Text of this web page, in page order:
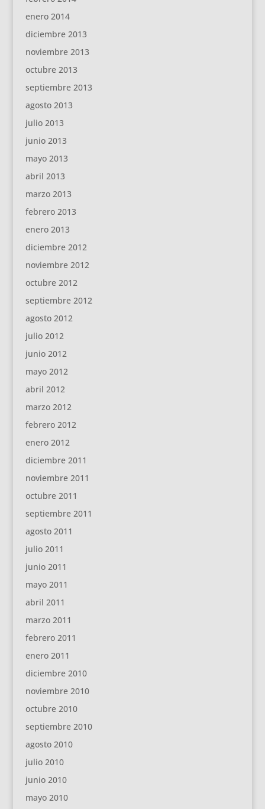
enero 2014
diciembre 2013
noviembre 2013
octubre 2013
septiembre 2013
agosto 2013
julio 2013
junio 2013
mayo 2013
abril 2013
marzo 2013
febrero 2013
enero 2013
diciembre 2012
noviembre 2012
octubre 2012
septiembre 2012
agosto 2012
julio 2012
junio 2012
mayo 2012
abril 2012
marzo 2012
febrero 2012
enero 2012
diciembre 2011
noviembre 2011
octubre 2011
septiembre 2011
agosto 2011
julio 2011
junio 2011
mayo 2011
abril 2011
marzo 2011
febrero 2011
enero 2011
diciembre 2010
noviembre 2010
octubre 2010
septiembre 2010
agosto 2010
julio 2010
junio 2010
mayo 2010